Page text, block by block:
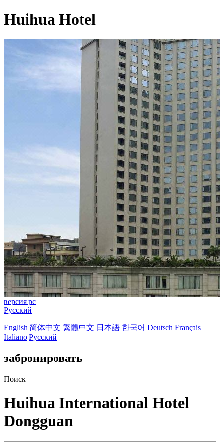
Huihua Hotel
версия pc
Русский
English 简体中文 繁體中文 日本語 한국어 Deutsch Français
Italiano Русский
забронировать
Поиск
Huihua International Hotel
Dongguan